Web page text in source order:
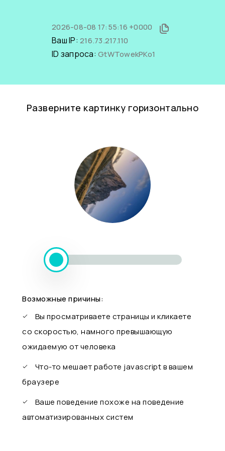
2026-08-08 17:55:16 +0000
Ваш IP: 216.73.217.110
ID запроса: GtWTowekPKo1
Разверните картинку горизонтально
Возможные причины:
Вы просматриваете страницы и кликаете
со скоростью, намного превышающую
ожидаемую от человека
Что-то мешает работе javascript в вашем
браузере
Ваше поведение похоже на поведение
автоматизированных систем